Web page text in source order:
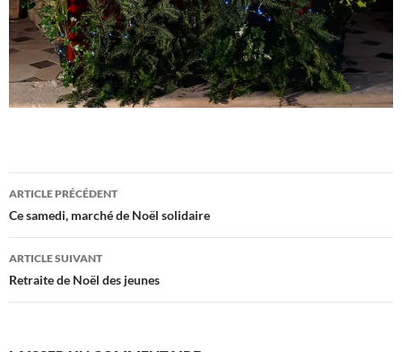
Navigation
des
articles
ARTICLE PRÉCÉDENT
Ce samedi, marché de Noël solidaire
ARTICLE SUIVANT
Retraite de Noël des jeunes